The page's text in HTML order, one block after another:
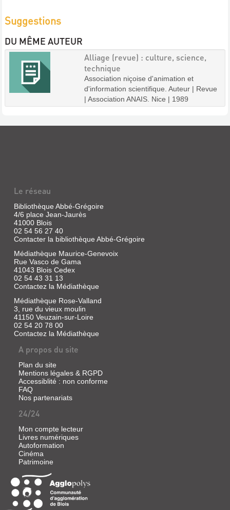
Suggestions
DU MÊME AUTEUR
Alliage (revue) : culture, science,
technique
Association niçoise d'animation et
d'information scientifique. Auteur | Revue
| Association ANAIS. Nice | 1989
Le réseau
Bibliothèque Abbé-Grégoire
4/6 place Jean-Jaurès
41000 Blois
02 54 56 27 40
Contacter la bibliothèque Abbé-Grégoire
Médiathèque Maurice-Genevoix
Rue Vasco de Gama
41043 Blois Cedex
02 54 43 31 13
Contactez la Médiathèque
Médiathèque Rose-Valland
3, rue du vieux moulin
41150 Veuzain-sur-Loire
02 54 20 78 00
Contactez la Médiathèque
A propos du site
Plan du site
Mentions légales & RGPD
Accessiblité : non conforme
FAQ
Nos partenariats
24/24
Mon compte lecteur
Livres numériques
Autoformation
Cinéma
Patrimoine